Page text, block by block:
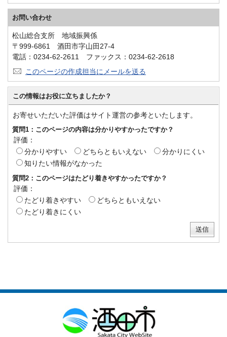
お問い合わせ
松山総合支所 地域振興係
〒999-6861 酒田市字山田27-4
電話：0234-62-2611 ファックス：0234-62-2618
このページの作成担当にメールを送る
この情報はお役に立ちましたか？
お寄せいただいた評価はサイト運営の参考といたします。
質問1：このページの内容は分かりやすかったですか？
評価：
分かりやすい
どちらともいえない
分かりにくい
知りたい情報がなかった
質問2：このページはたどり着きやすかったですか？
評価：
たどり着きやすい
どちらともいえない
たどり着きにくい